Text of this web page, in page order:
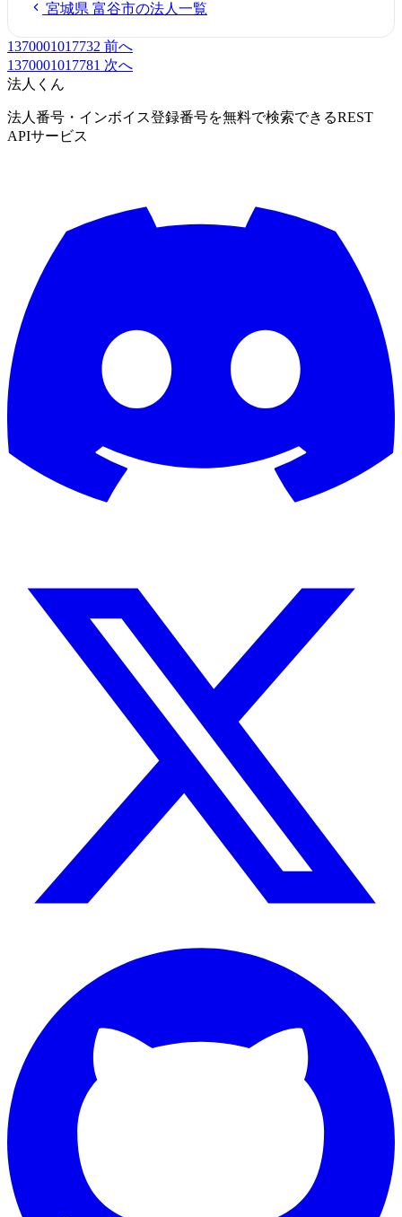
宮城県 富谷市の法人一覧
1370001017732 前へ
1370001017781 次へ
法人くん
法人番号・インボイス登録番号を無料で検索できるREST
APIサービス